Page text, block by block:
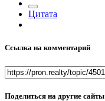
Цитата
Ссылка на комментарий
Поделиться на другие сайты